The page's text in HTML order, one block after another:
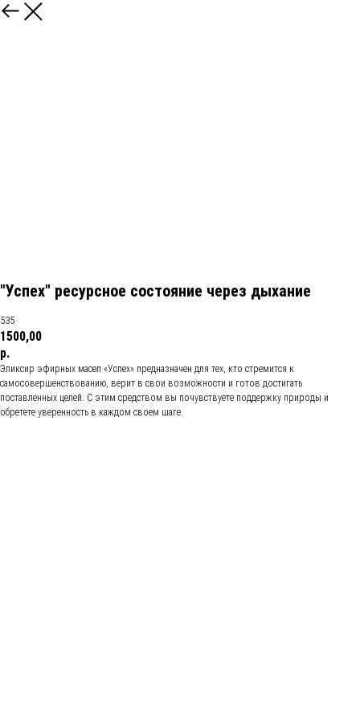
"Успех" ресурсное состояние через дыхание
535
1500,00
р.
Эликсир эфирных масел «Успех» предназначен для тех, кто стремится к
самосовершенствованию, верит в свои возможности и готов достигать
поставленных целей. С этим средством вы почувствуете поддержку природы и
обретете уверенность в каждом своем шаге.